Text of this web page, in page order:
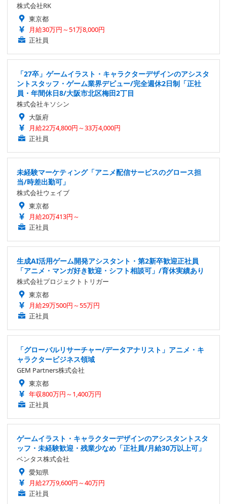
株式会社RK
東京都
月給30万円～51万8,000円
正社員
「27卒」ゲームイラスト・キャラクターデザインのアシスタ
ントスタッフ・ゲーム業界デビュー/完全週休2日制「正社
員・年間休日8/大阪市北区梅田2丁目
株式会社キソシン
大阪府
月給22万4,800円～33万4,000円
正社員
未経験マーケティング「アニメ配信サービスのグロース担
当/時差出勤可」
株式会社ウェイブ
東京都
月給20万413円～
正社員
生成AI活用ゲーム開発アシスタント・第2新卒歓迎正社員
「アニメ・マンガ好き歓迎・シフト相談可」/育休実績あり
株式会社プロジェクトトリガー
東京都
月給29万500円～55万円
正社員
「グローバルリサーチャー/データアナリスト」アニメ・キ
ャラクタービジネス領域
GEM Partners株式会社
東京都
年収800万円～1,400万円
正社員
ゲームイラスト・キャラクターデザインのアシスタントスタ
ッフ・未経験歓迎・残業少なめ「正社員/月給30万以上可」
ベンタス株式会社
愛知県
月給27万9,600円～40万円
正社員